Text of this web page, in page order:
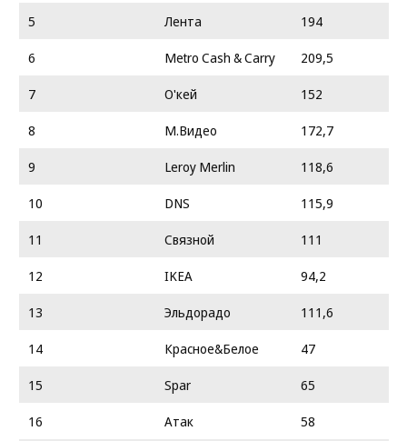
5
Лента
194
6
Metro Cash & Carry
209,5
7
О'кей
152
8
М.Видео
172,7
9
Leroy Merlin
118,6
10
DNS
115,9
11
Связной
111
12
IKEA
94,2
13
Эльдорадо
111,6
14
Красное&Белое
47
15
Spar
65
16
Атак
58